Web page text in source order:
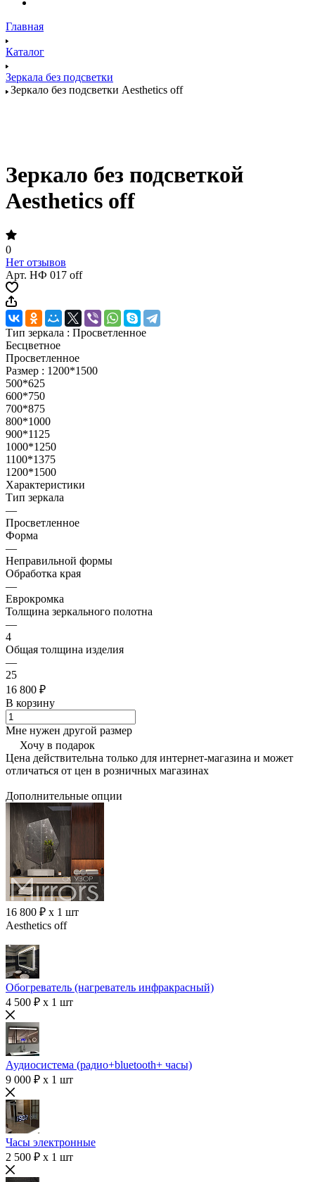
Главная
Каталог
Зеркала без подсветки
Зеркало без подсветки Aesthetics off
Зеркало без подсветкой
Aesthetics off
0
Нет отзывов
Арт. НФ 017 off
Тип зеркала : Просветленное
Бесцветное
Просветленное
Размер : 1200*1500
500*625
600*750
700*875
800*1000
900*1125
1000*1250
1100*1375
1200*1500
Характеристики
Тип зеркала
—
Просветленное
Форма
—
Неправильной формы
Обработка края
—
Еврокромка
Толщина зеркального полотна
—
4
Общая толщина изделия
—
25
16 800 ₽
В корзину
Мне нужен другой размер
Хочу в подарок
Цена действительна только для интернет-магазина и может
отличаться от цен в розничных магазинах
Дополнительные опции
16 800 ₽ x 1 шт
Aesthetics off
Обогреватель (нагреватель инфракрасный)
4 500 ₽ x 1 шт
Аудиосистема (радио+bluetooth+ часы)
9 000 ₽ x 1 шт
Часы электронные
2 500 ₽ x 1 шт